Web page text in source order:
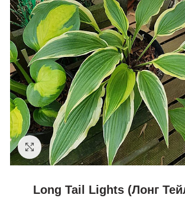
Увеличить
Long Tail Lights (Лонг